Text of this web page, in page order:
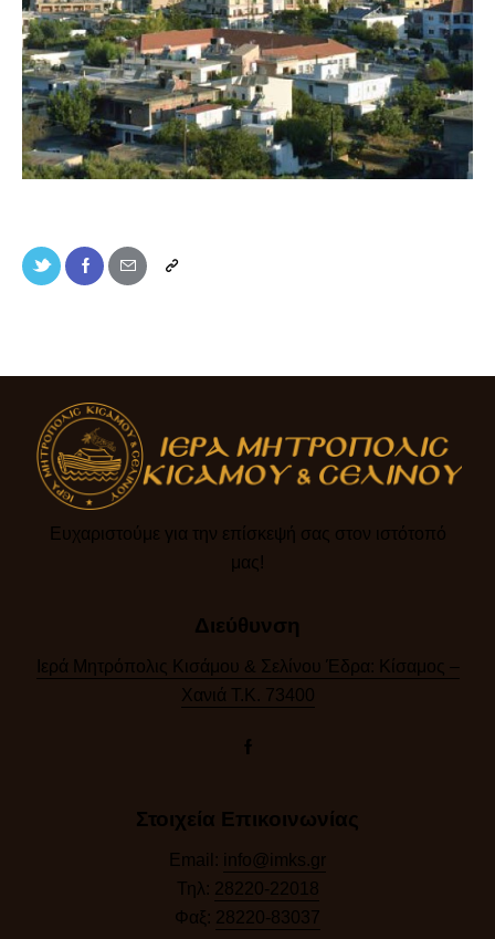
Ευχαριστούμε για την επίσκεψή σας στον ιστότοπό
μας!​
Διεύθυνση
Ιερά Μητρόπολις Κισάμου & Σελίνου Έδρα: Κίσαμος –
Χανιά Τ.Κ. 73400
Στοιχεία Επικοινωνίας
Email: info@imks.gr
Τηλ: 28220-22018
Φαξ: 28220-83037